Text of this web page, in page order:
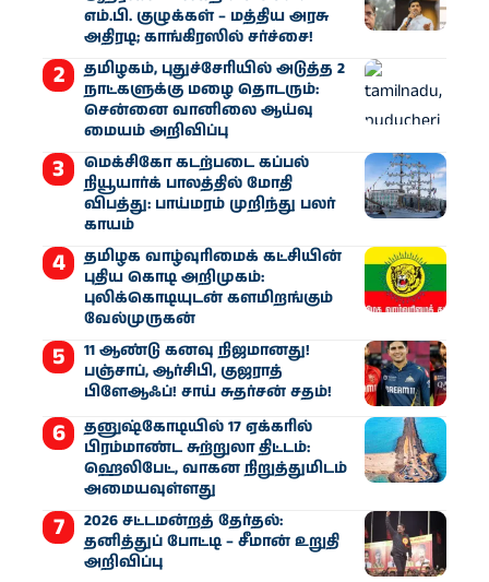
எம்.பி. குழுக்கள் – மத்திய அரசு
அதிரடி; காங்கிரஸில் சர்ச்சை!
தமிழகம், புதுச்சேரியில் அடுத்த 2
நாட்களுக்கு மழை தொடரும்:
சென்னை வானிலை ஆய்வு
மையம் அறிவிப்பு
மெக்சிகோ கடற்படை கப்பல்
நியூயார்க் பாலத்தில் மோதி
விபத்து: பாய்மரம் முறிந்து பலர்
காயம்
தமிழக வாழ்வுரிமைக் கட்சியின்
புதிய கொடி அறிமுகம்:
புலிக்கொடியுடன் களமிறங்கும்
வேல்முருகன்
11 ஆண்டு கனவு நிஜமானது!
பஞ்சாப், ஆர்சிபி, குஜராத்
பிளேஆஃப்! சாய் சுதர்சன் சதம்!
தனுஷ்கோடியில் 17 ஏக்கரில்
பிரம்மாண்ட சுற்றுலா திட்டம்:
ஹெலிபேட், வாகன நிறுத்துமிடம்
அமையவுள்ளது
2026 சட்டமன்றத் தேர்தல்:
தனித்துப் போட்டி – சீமான் உறுதி
அறிவிப்பு